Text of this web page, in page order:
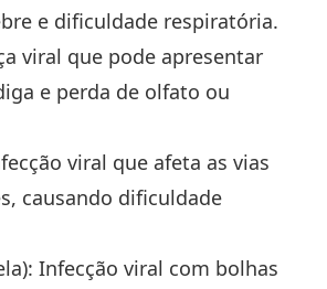
e dificuldade respiratória.
viral que pode apresentar
e perda de olfato ou
viral que afeta as vias
causando dificuldade
Infecção viral com bolhas